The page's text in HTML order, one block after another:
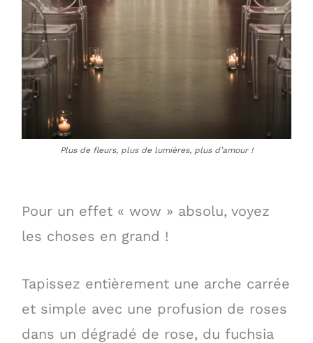
Plus de fleurs, plus de lumières, plus d’amour !
Pour un effet « wow » absolu, voyez
les choses en grand !
Tapissez entièrement une arche carrée
et simple avec une profusion de roses
dans un dégradé de rose, du fuchsia